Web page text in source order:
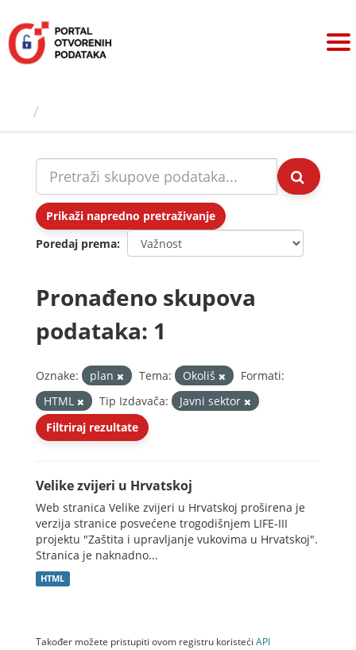
sadržaj
Prikaži napredno pretraživanje
Poredaj prema
Pronađeno skupova
podataka: 1
Oznake: plan Tema: Okoliš
Formati:
HTML
Tip Izdavača:
Javni sektor
Filtriraj rezultate
Velike zvijeri u Hrvatskoj
Web stranica Velike zvijeri u Hrvatskoj proširena je
verzija stranice posvećene trogodišnjem LIFE-III
projektu "Zaštita i upravljanje vukovima u Hrvatskoj".
Stranica je naknadno...
HTML
Također možete pristupiti ovom registru koristeći API